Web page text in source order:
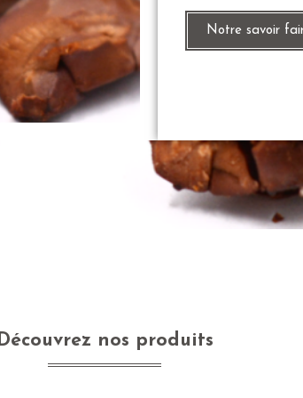
Notre savoir
Découvrez nos produits